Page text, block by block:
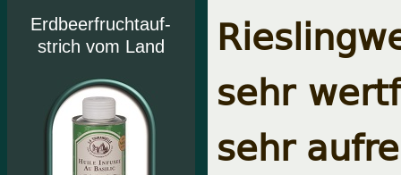
Erdbeerfruchtauf-
strich vom Land
sehr
sehr